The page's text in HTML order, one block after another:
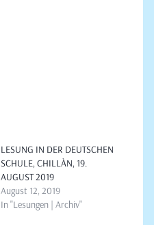
LESUNG IN DER DEUTSCHEN
SCHULE, CHILLÀN, 19.
AUGUST 2019
August 12, 2019
In "Lesungen | Archiv"